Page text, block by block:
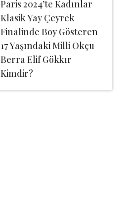
Paris 2024’te Kadınlar
Klasik Yay Çeyrek
Finalinde Boy Gösteren
17 Yaşındaki Milli Okçu
Berra Elif Gökkır
Kimdir?